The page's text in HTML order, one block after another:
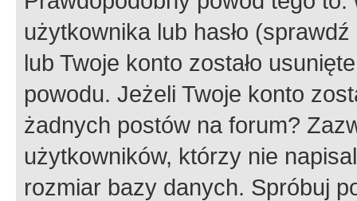
użytkownika lub hasło
lub Twoje konto zostało
powodu. Jeżeli Twoje konto
żadnych postów na forum?
użytkowników, którzy nie
rozmiar bazy danych. Spróbuj